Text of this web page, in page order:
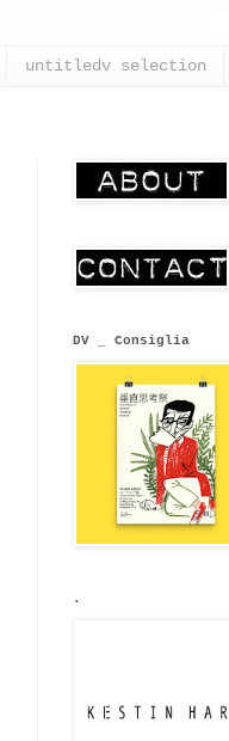
untitledv selection
DV _ Consiglia
.